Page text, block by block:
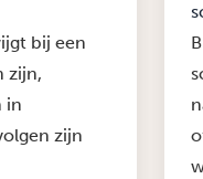
bij een
zijn,
in
zijn